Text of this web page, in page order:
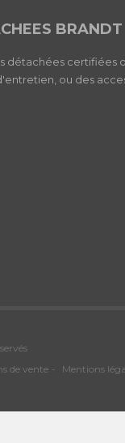
BRANDT
détachées certifiées
ou des
de vente Mentions